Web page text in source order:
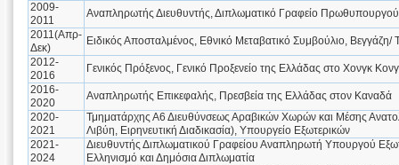
2009-
2011
Αναπληρωτής Διευθυντής, Διπλωματικό Γραφείο Πρωθυπουργού
2011(Απρ-
Δεκ)
Ειδικός Αποσταλμένος, Εθνικό Μεταβατικό Συμβούλιο, Βεγγάζη/
2012-
2016
Γενικός Πρόξενος, Γενικό Προξενείο της Ελλάδας στο Χονγκ
2016-
2020
Αναπληρωτής Επικεφαλής, Πρεσβεία της Ελλάδας στον Καναδά
2020-
2021
Τμηματάρχης Α6 Διευθύνσεως Αραβικών Χωρών και Μέσης
Λιβύη, Ειρηνευτική Διαδικασία), Υπουργείο Εξωτερικών
2021-
2024
Διευθυντής Διπλωματικού Γραφείου Αναπληρωτή Υπουργού
Ελληνισμό και Δημόσια Διπλωματία